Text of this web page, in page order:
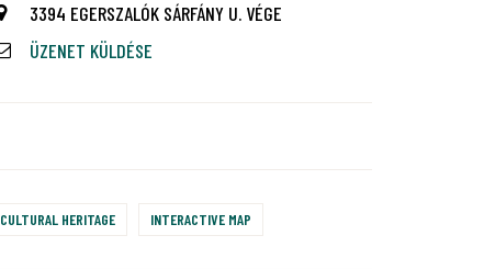
3394 EGERSZALÓK SÁRFÁNY U. VÉGE
ÜZENET KÜLDÉSE
CULTURAL HERITAGE INTERACTIVE MAP